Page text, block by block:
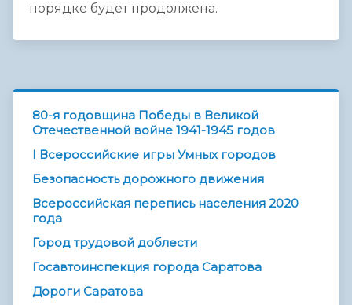
порядке будет продолжена.
80-я годовщина Победы в Великой
Отечественной войне 1941-1945 годов
I Всероссийские игры Умных городов
Безопасность дорожного движения
Всероссийская перепись населения 2020
года
Город трудовой доблести
Госавтоинспекция города Саратова
Дороги Саратова